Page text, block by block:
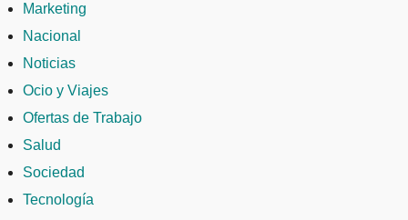
Marketing
Nacional
Noticias
Ocio y Viajes
Ofertas de Trabajo
Salud
Sociedad
Tecnología